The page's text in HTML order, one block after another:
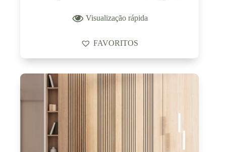
Visualização rápida
FAVORITOS